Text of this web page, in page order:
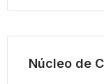
Núcleo de